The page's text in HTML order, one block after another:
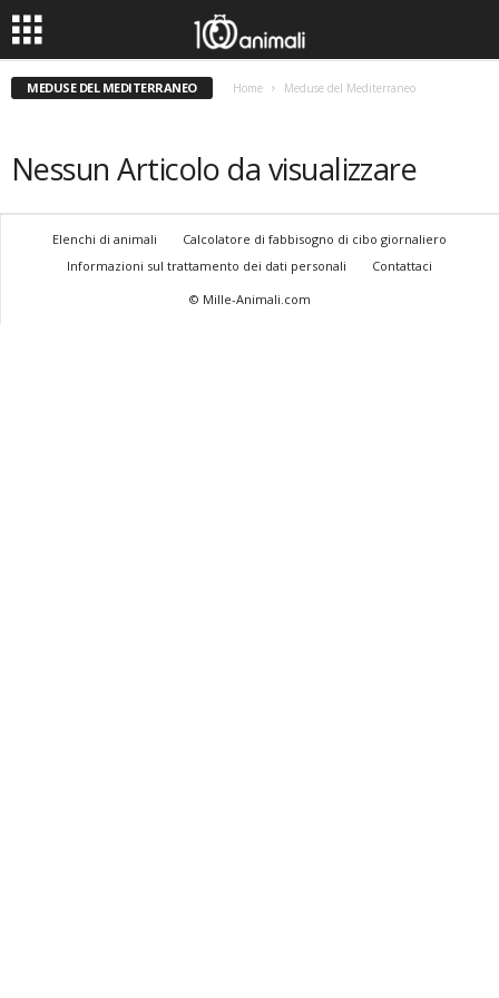
MEDUSE DEL MEDITERRANEO Home Meduse del Mediterraneo
Nessun Articolo da visualizzare
Elenchi di animali
Calcolatore di fabbisogno di cibo giornaliero
Informazioni sul trattamento dei dati personali
Contattaci
© Mille-Animali.com